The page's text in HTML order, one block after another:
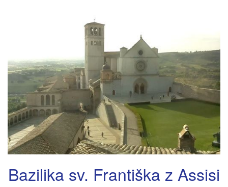
Bazilika sv. Františka z Assisi